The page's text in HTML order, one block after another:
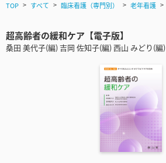
TOP すべて 臨床看護（専門別） 老年看護
超高齢者の緩和ケア【電子版】
桑田 美代子(編) 吉岡 佐知子(編) 西山 みどり(編)